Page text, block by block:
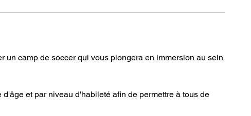
un camp de soccer qui vous plongera en immersion au sein
et par niveau d'habileté afin de permettre à tous de